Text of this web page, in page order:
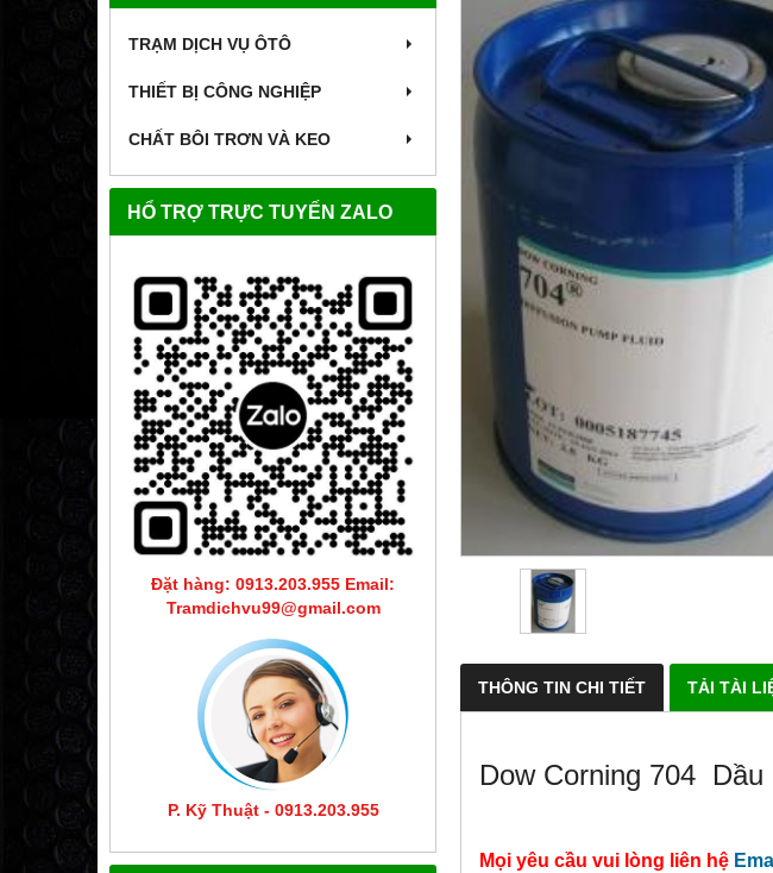
TRẠM DỊCH VỤ ÔTÔ
THIẾT BỊ CÔNG NGHIỆP
CHẤT BÔI TRƠN VÀ KEO
HỔ TRỢ TRỰC TUYẾN ZALO
Đặt hàng: 0913.203.955 Email:
Tramdichvu99@gmail.com
P. Kỹ Thuật - 0913.203.955
THÔNG TIN CHI TIẾT TẢI TÀI
Dow Corning 704 Dầu
Mọi yêu cầu vui lòng liên hệ